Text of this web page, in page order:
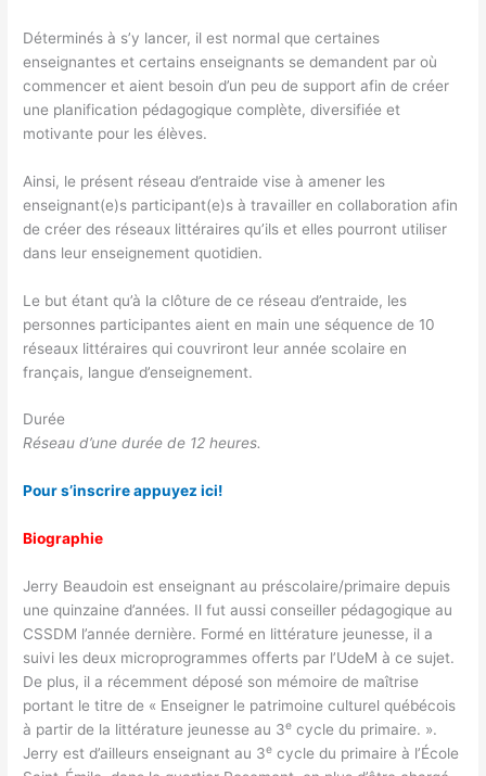
Déterminés à s’y lancer, il est normal que certaines
enseignantes et certains enseignants se demandent par où
commencer et aient besoin d’un peu de support afin de créer
une planification pédagogique complète, diversifiée et
motivante pour les élèves.
Ainsi, le présent réseau d’entraide vise à amener les
enseignant(e)s participant(e)s à travailler en collaboration afin
de créer des réseaux littéraires qu’ils et elles pourront utiliser
dans leur enseignement quotidien.
Le but étant qu’à la clôture de ce réseau d’entraide, les
personnes participantes aient en main une séquence de 10
réseaux littéraires qui couvriront leur année scolaire en
français, langue d’enseignement.
Durée
Réseau d’une durée de 12 heures.
Pour s’inscrire appuyez ici!
Biographie
Jerry Beaudoin est enseignant au préscolaire/primaire depuis
une quinzaine d’années. Il fut aussi conseiller pédagogique au
CSSDM l’année dernière. Formé en littérature jeunesse, il a
suivi les deux microprogrammes offerts par l’UdeM à ce sujet.
De plus, il a récemment déposé son mémoire de maîtrise
portant le titre de « Enseigner le patrimoine culturel québécois
à partir de la littérature jeunesse au 3e cycle du primaire. ».
Jerry est d’ailleurs enseignant au 3e cycle du primaire à l’École